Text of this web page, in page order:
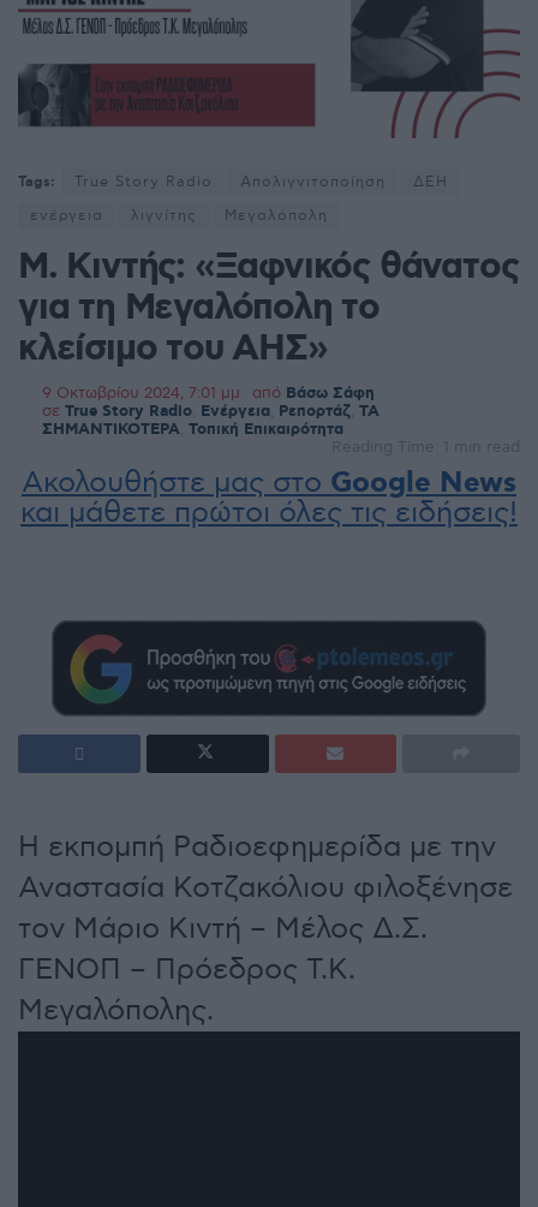
Tags: True Story Radio Απολιγνιτοποίηση
ΔΕΗ
ενέργεια
λιγνίτης Μεγαλόπολη
Μ. Κιντής: «Ξαφνικός θάνατος
για τη Μεγαλόπολη το
κλείσιμο του ΑΗΣ»
9 Οκτωβρίου 2024, 7:01 μμ από Βάσω Σάφη
σε True Story Radio Ενέργεια Ρεπορτάζ ΤΑ
ΣΗΜΑΝΤΙΚΟΤΕΡΑ Τοπική Επικαιρότητα
Reading Time: 1 min read
Ακολουθήστε μας στο Google News
και μάθετε πρώτοι όλες τις ειδήσεις!
Η εκπομπή Ραδιοεφημερίδα με την
Αναστασία Κοτζακόλιου φιλοξένησε
τον Μάριο Κιντή – Μέλος Δ.Σ.
ΓΕΝΟΠ – Πρόεδρος Τ.Κ.
Μεγαλόπολης.